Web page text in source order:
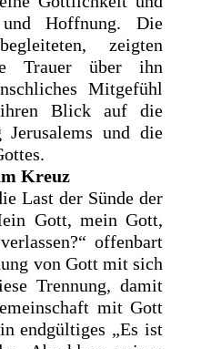
und Hoffnung. Die
zeigten
Trauer über ihn
Mitgefühl
Blick auf die
Jerusalems und die
Kreuz
Last der Sünde der
Gott, mein Gott,
offenbart
von Gott mit sich
Trennung, damit
mit Gott
endgültiges „Es ist